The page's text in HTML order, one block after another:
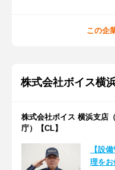
この企
株式会社ボイス横
株式会社ボイス 横浜支店
庁）【CL】
【設
理をお